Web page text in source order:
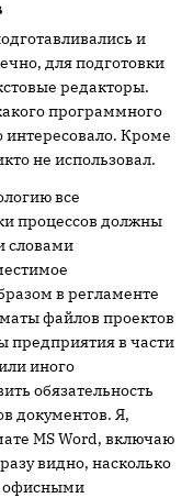
и
для подготовки
редакторы.
программного
интересовало. Кроме
не использовал.
все
процессов должны
словами
в регламенте
файлов проектов
предприятия в части
иного
обязательность
документов. Я,
MS Word, включаю
видно, насколько
офисными